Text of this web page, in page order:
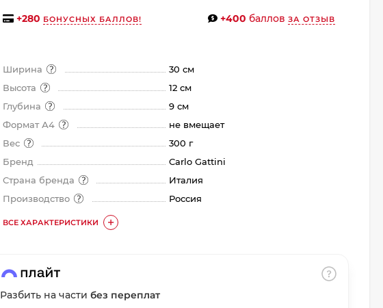
+280 БОНУСНЫХ БАЛЛОВ! +400 баллов ЗА ОТЗЫВ
Ширина
30 см
Высота
12 см
Глубина
9 см
Формат А4
не вмещает
Вес
300 г
Бренд
Carlo Gattini
Страна бренда
Италия
Производство
Россия
ВСЕ ХАРАКТЕРИСТИКИ
Разбить на частибез переплат